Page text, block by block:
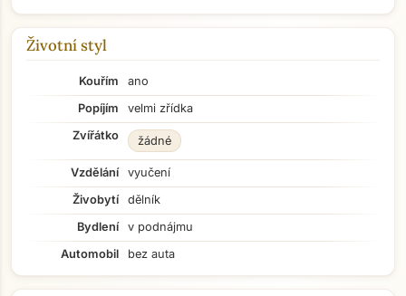
Životní styl
Kouřím
ano
Popíjím
velmi zřídka
Zvířátko
žádné
Vzdělání
vyučení
Živobytí
dělník
Bydlení
v podnájmu
Automobil
bez auta